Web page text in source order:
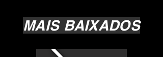
MAIS BAIXADOS